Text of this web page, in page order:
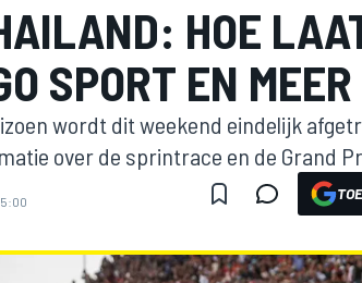
HOE
SPORT EN MEER
wordt dit weekend eindelijk
over de sprintrace en de Grand